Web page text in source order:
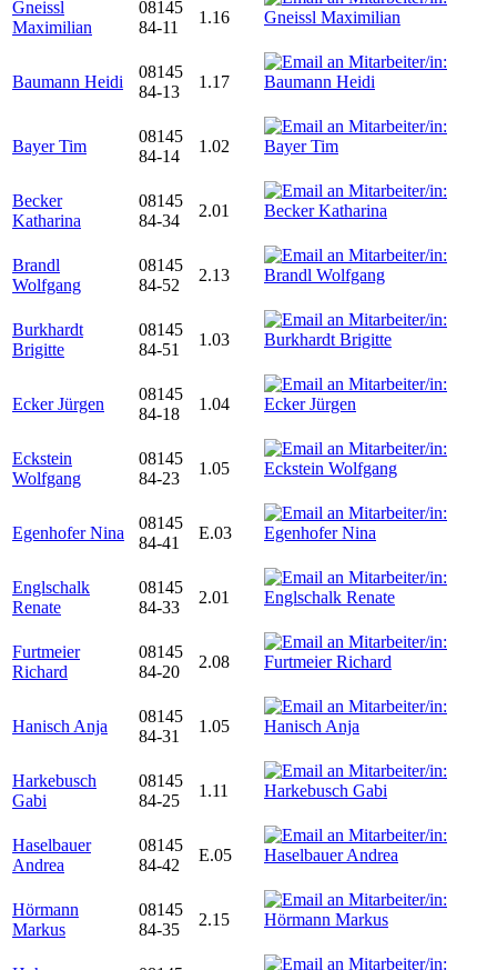
Gneissl
Maximilian
08145
84-11
1.16
Baumann Heidi
08145
84-13
1.17
Bayer Tim
08145
84-14
1.02
Becker
Katharina
08145
84-34
2.01
Brandl
Wolfgang
08145
84-52
2.13
Burkhardt
Brigitte
08145
84-51
1.03
Ecker Jürgen
08145
84-18
1.04
Eckstein
Wolfgang
08145
84-23
1.05
Egenhofer Nina
08145
84-41
E.03
Englschalk
Renate
08145
84-33
2.01
Furtmeier
Richard
08145
84-20
2.08
Hanisch Anja
08145
84-31
1.05
Harkebusch
Gabi
08145
84-25
1.11
Haselbauer
Andrea
08145
84-42
E.05
Hörmann
Markus
08145
84-35
2.15